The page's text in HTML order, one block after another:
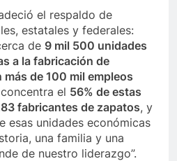
el respaldo de
estatales y federales:
de 9 mil 500 unidades
a la fabricación de
de 100 mil empleos
el 56% de estas
fabricantes de zapatos, y
esas unidades económicas
una familia y una
de nuestro liderazgo”.